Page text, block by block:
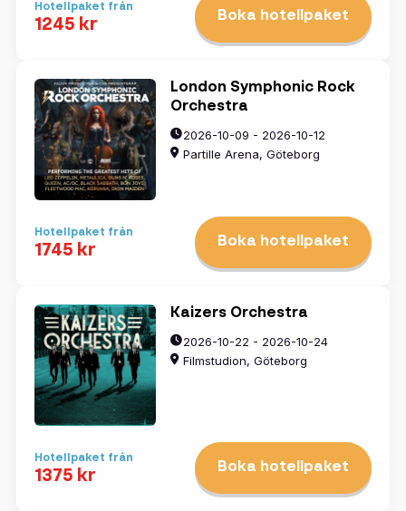
Hotellpaket från
1245 kr Boka hotellpaket
London Symphonic Rock
Orchestra
2026-10-09 - 2026-10-12
Partille Arena, Göteborg
Hotellpaket från
1745 kr Boka hotellpaket
Kaizers Orchestra
2026-10-22 - 2026-10-24
Filmstudion, Göteborg
Hotellpaket från
1375 kr Boka hotellpaket